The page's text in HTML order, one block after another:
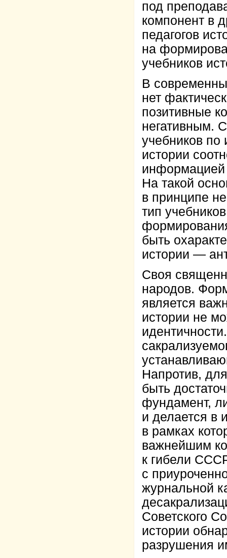
под
компонент в
педагогов
на
учебников
В
нет
позитивные
негативным.
учебников по
истории
информацией
На такой
в принципе
тип
быть
истории —
Своя
народов.
является
истории не
Напротив,
быть
фундамент,
и делается в
в рамках
важнейшим
к гибели
с
журнальной
Советского
истории
разрушения